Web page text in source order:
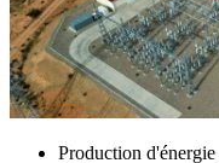
Production